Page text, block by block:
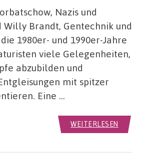
Nazis und
Willy Brandt, Gentechnik und
1980er- und 1990er-Jahre
viele Gelegenheiten,
abzubilden und
mit spitzer
Eine …
WEITERLESEN